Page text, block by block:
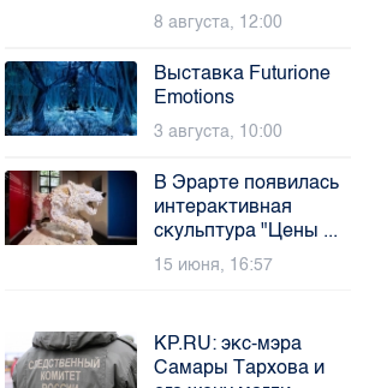
8 августа, 12:00
Выставка Futurione
Emotions
3 августа, 10:00
В Эрарте появилась
интерактивная
скульптура "Цены ...
15 июня, 16:57
KP.RU: экс-мэра
Самары Тархова и